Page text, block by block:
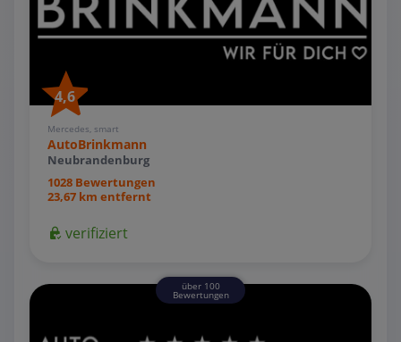
4,6
Mercedes, smart
AutoBrinkmann
Neubrandenburg
1028 Bewertungen
23,67 km entfernt
verifiziert
über 100
Bewertungen